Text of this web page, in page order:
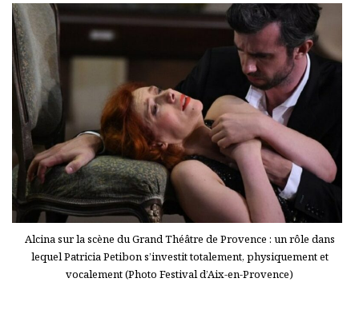
Alcina sur la scène du Grand Théâtre de Provence : un rôle dans
lequel Patricia Petibon s’investit totalement, physiquement et
vocalement (Photo Festival d’Aix-en-Provence)